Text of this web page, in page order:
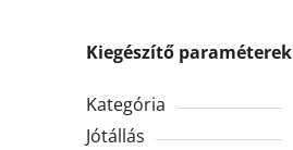
Kiegészítő paraméterek
Kategória
Jótállás